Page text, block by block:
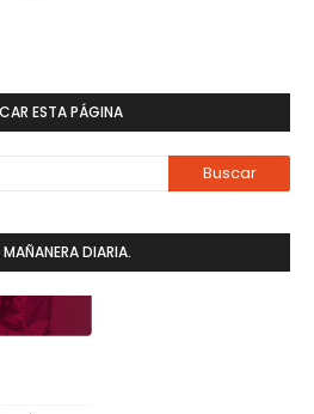
ESTA PÁGINA
DIARIA.